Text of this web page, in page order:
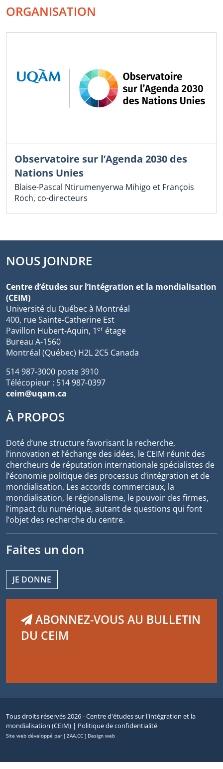
ORGANISATION
Observatoire sur l’Agenda 2030 des
Nations Unies
Blaise-Pascal Ntirumenyerwa Mihigo et François
Roch, co-directeurs
NOUS JOINDRE
Centre d’études sur l’intégration et la mondialisation
(CEIM)
Université du Québec à Montréal
400, rue Sainte-Catherine Est
Pavillon Hubert-Aquin, 1er étage
Bureau A-1560
Montréal (Québec) H2L 2C5 Canada
514 987-3000 poste 3910
Télécopieur : 514 987-0397
ceim@uqam.ca
À PROPOS
Doté d’une structure favorisant la recherche,
l’innovation et l’échange des idées, le CEIM réunit des
chercheurs de réputation internationale spécialistes de
l’économie politique des processus d’intégration et de
mondialisation. Les accords commerciaux, la
mondialisation, le régionalisme, le pouvoir des firmes,
l’impact du numérique, autant de questions qui font
l’objet des recherche du centre.
Faites un don
JE DONNE
ABONNEZ-VOUS AU BULLETIN
DU CEIM
Tous droits réservés 2026 - Centre d'études sur l'intégration et la
mondialisation (CEIM) | Politique de confidentialité
Site web développé par [ ZAA.CC ] Design web